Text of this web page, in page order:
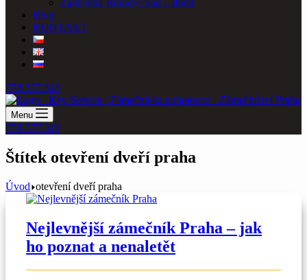
Zámečník Brandýs nad Labem
Blog
KONTAKT
778 577 313
Menu
778 577 313
Štítek otevření dveří praha
Úvod otevření dveří praha
Nejlevnější zámečník Praha – jak
ho poznat a nenaletět